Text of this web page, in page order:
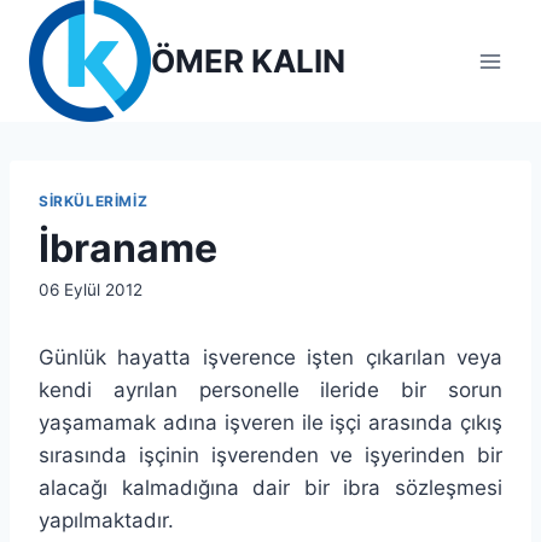
content
ÖMER KALIN
SIRKÜLERIMIZ
İbraname
By
06 Eylül 2012
Günlük hayatta işverence işten çıkarılan veya
kendi ayrılan personelle ileride bir sorun
yaşamamak adına işveren ile işçi arasında çıkış
sırasında işçinin işverenden ve işyerinden bir
alacağı kalmadığına dair bir ibra sözleşmesi
yapılmaktadır.